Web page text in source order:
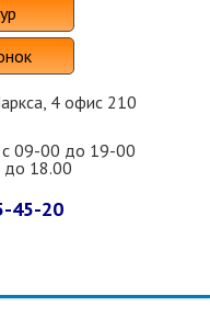
4 офис 210
с 09-00 до 19-00
до 18.00
45-20